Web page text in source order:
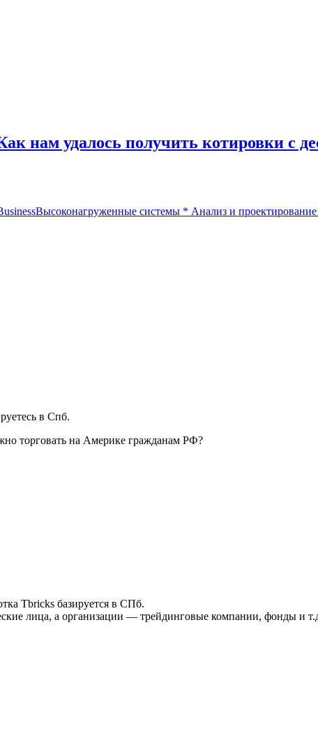
нам удалось получить котировки с
Высоконагруженные системы * Анализ и
в Спб.
торговать на Америке гражданам РФ?
Tbricks базируется в СПб.
лица, а организации — трейдинговые компании, фонды и